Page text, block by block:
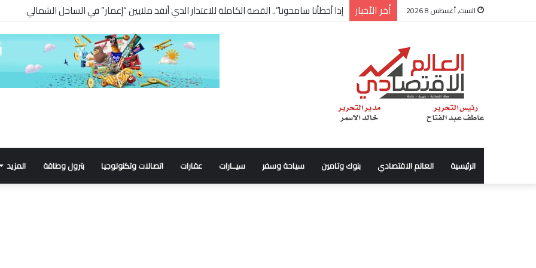
السبت, أغسطس 8 2026 أخر الأخبار إذا أخطأنا سامحونا”.. القصة الكاملة للاعتذار الذي أنقذ ملايين “إعمار” في الساحل الشمالي
الرئيسية العالم الاقتصادي بنوك وتامين سياحة وسفر سيــارات عقارات اتصالات وتكنولوجيا بترول وطاقة المزيد